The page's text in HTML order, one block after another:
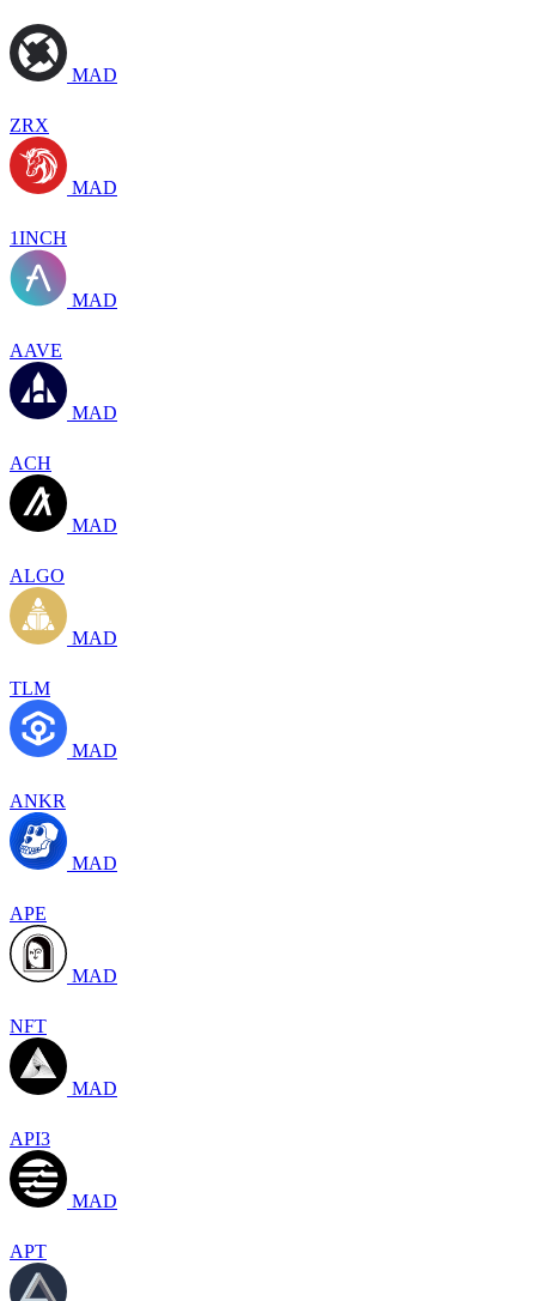
MAD
ZRX
MAD
1INCH
MAD
AAVE
MAD
ACH
MAD
ALGO
MAD
TLM
MAD
ANKR
MAD
APE
MAD
NFT
MAD
API3
MAD
APT